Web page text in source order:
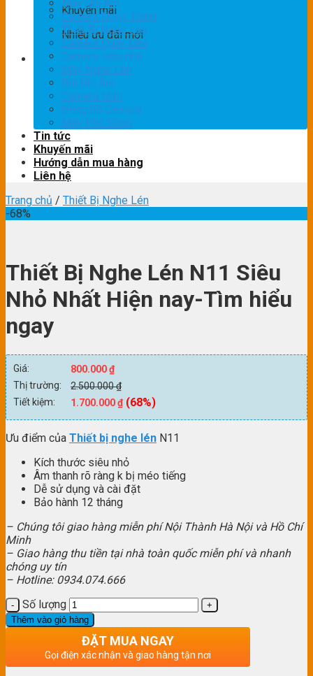
Khuyến mãi
Nhiều ưu đãi mới
Máy Ghi Âm
Camera Ngụy Trang
Thiết Bị Nghe Lén
Camera Quay Lén
Camera siêu nhỏ
Máy Nghe Lén
Bút Ghi Âm
Camera Mini
Đồng hồ Camera
Máy Phá Sóng
Tin tức
Khuyến mãi
Hướng dẫn mua hàng
Liên hệ
Trang chủ / Thiết Bị Nghe Lén
-68%
Thiết Bị Nghe Lén N11 Siêu
Nhỏ Nhất Hiện nay-Tìm hiểu
ngay
Giá: 800.000₫
Thị trường:
2.500.000₫
Tiết kiệm:
1.700.000₫ (68%)
Ưu điểm của Thiết bị nghe lén N11
Kích thước siêu nhỏ
Âm thanh rõ ràng k bị méo tiếng
Dễ sử dụng và cài đặt
Bảo hành 12 tháng
– Chúng tôi giao hàng miễn phí Nội Thành Hà Nội và Hồ Chí
Minh
– Giao hàng thu tiền tại nhà toàn quốc miễn phí và nhanh
chóng uy tín
– Hotline: 0934.074.666
Số lượng
Thêm vào giỏ hàng
ĐẶT MUA NGAY
Gọi điện xác nhận và giao hàng tận nơi